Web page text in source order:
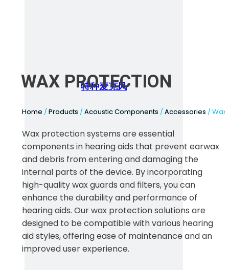
特种麦克风
WAX PROTECTION
Home /Products /Acoustic Components /Accessories /
Wax protection systems are essential
components in hearing aids that prevent earwax
and debris from entering and damaging the
internal parts of the device. By incorporating
high-quality wax guards and filters, you can
enhance the durability and performance of
hearing aids. Our wax protection solutions are
designed to be compatible with various hearing
aid styles, offering ease of maintenance and an
improved user experience.